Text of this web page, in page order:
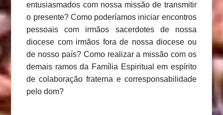
entusiasmados com nossa missão de transmitir
o presente? Como poderíamos iniciar encontros
pessoais com irmãos sacerdotes de nossa
diocese com irmãos fora de nossa diocese ou
de nosso país? Como realizar a missão com os
demais ramos da Família Espiritual em espírito
de colaboração fraterna e corresponsabilidade
pelo dom?